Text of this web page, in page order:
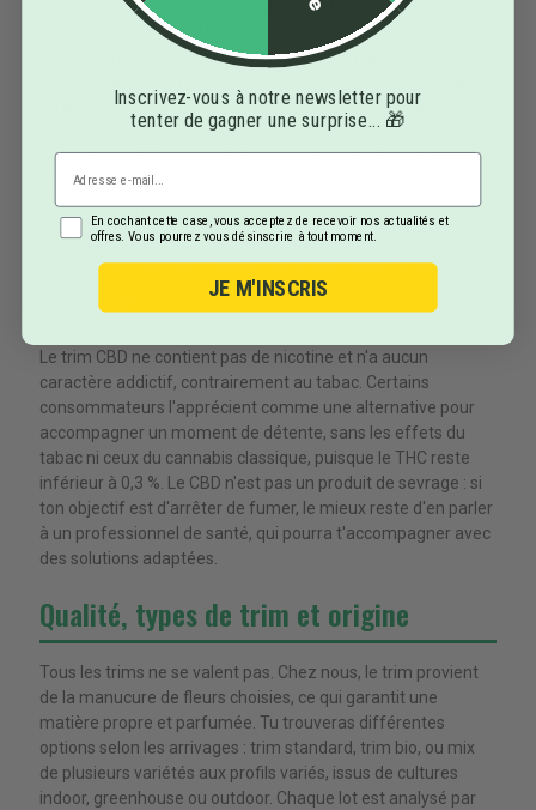
Le trim est polyvalent. En infusion, c'est son usage le plus
courant : fais-le chauffer dans de l'eau avec un corps gras
comme du lait ou une cuillère d'huile, indispensable pour que
ou des préparations maison riches en cannabinoïdes. Et il
peut aussi se vaporiser entre 160 et 200 °C, ce qui préserve
les terpènes. Plutôt que de le fumer par combustion,
privilégie ces méthodes plus douces, qui valorisent mieux le
produit et l'expérience aromatique.
Trim et tabac : une alternative sans
nicotine
Le trim CBD ne contient pas de nicotine et n'a aucun
caractère addictif, contrairement au tabac. Certains
consommateurs l'apprécient comme une alternative pour
accompagner un moment de détente, sans les effets du
tabac ni ceux du cannabis classique, puisque le THC reste
inférieur à 0,3 %. Le CBD n'est pas un produit de sevrage : si
ton objectif est d'arrêter de fumer, le mieux reste d'en parler
à un professionnel de santé, qui pourra t'accompagner avec
des solutions adaptées.
Qualité, types de trim et origine
Tous les trims ne se valent pas. Chez nous, le trim provient
de la manucure de fleurs choisies, ce qui garantit une
matière propre et parfumée. Tu trouveras différentes
options selon les arrivages : trim standard, trim bio, ou mix
de plusieurs variétés aux profils variés, issus de cultures
indoor, greenhouse ou outdoor. Chaque lot est analysé par
Inscrivez-vous à notre newsletter pour
tenter de gagner une surprise... 🎁
En cochant cette case, vous acceptez de recevoir nos actualités et
offres. Vous pourrez vous désinscrire à tout moment.
JE M'INSCRIS